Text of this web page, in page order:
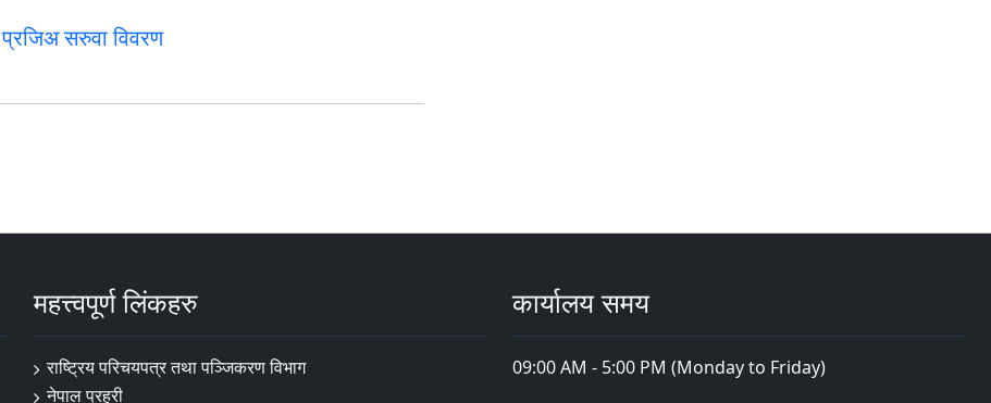
प्रजिअ सरुवा विवरण
महत्त्वपूर्ण लिंकहरु
राष्ट्रिय परिचयपत्र तथा पञ्‍जिकरण विभाग
नेपाल प्रहरी
कार्यालय समय
09:00 AM - 5:00 PM (Monday to Friday)